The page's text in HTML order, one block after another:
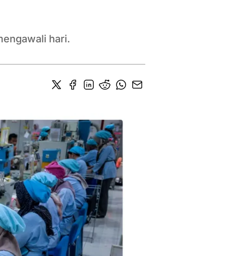
hari.